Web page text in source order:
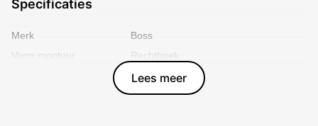
Specificaties
Merk
Boss
Vorm montuur
Rechthoek
Zwart
Plastic
Lees meer